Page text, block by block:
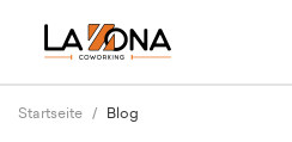
Startseite Blog